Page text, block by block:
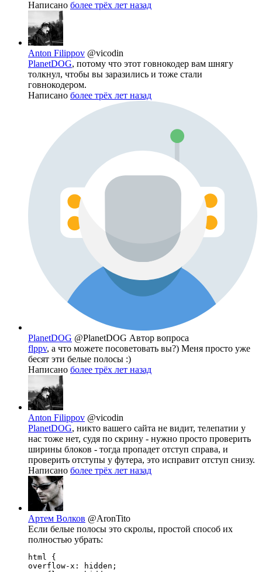
Написано более трёх лет назад
Anton Filippov @vicodin
PlanetDOG, потому что этот говнокодер вам шнягу
толкнул, чтобы вы заразились и тоже стали
говнокодером.
Написано более трёх лет назад
PlanetDOG @PlanetDOG Автор вопроса
flppv, а что можете посоветовать вы?) Меня просто уже
бесят эти белые полосы :)
Написано более трёх лет назад
Anton Filippov @vicodin
PlanetDOG, никто вашего сайта не видит, телепатии у
нас тоже нет, судя по скрину - нужно просто проверить
ширины блоков - тогда пропадет отступ справа, и
проверить отступы у футера, это исправит отступ снизу.
Написано более трёх лет назад
Артем Волков @AronTito
Если белые полосы это скролы, простой способ их
полностью убрать:
html {
overflow-x: hidden;